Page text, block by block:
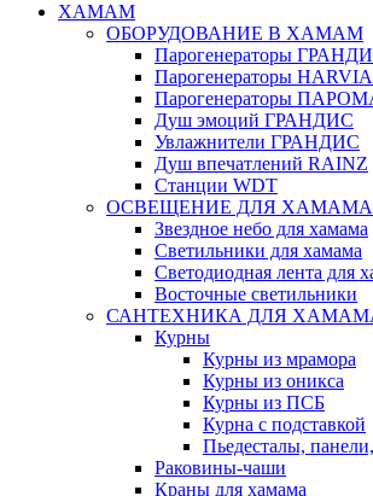
ХАМАМ
ОБОРУДОВАНИЕ В ХАМАМ
Парогенераторы
Парогенераторы HARVIA
Парогенераторы
Душ эмоций ГРАНДИС
Увлажнители ГРАНДИС
Душ впечатлений RAINZ
Станции WDT
ОСВЕЩЕНИЕ ДЛЯ ХАМАМА
Звездное небо для хамама
Светильники для хамама
Светодиодная лента для
Восточные светильники
САНТЕХНИКА ДЛЯ
Курны
Курны из мрамора
Курны из оникса
Курны из ПСБ
Курна с подставкой
Пьедесталы,
Раковины-чаши
Краны для хамама